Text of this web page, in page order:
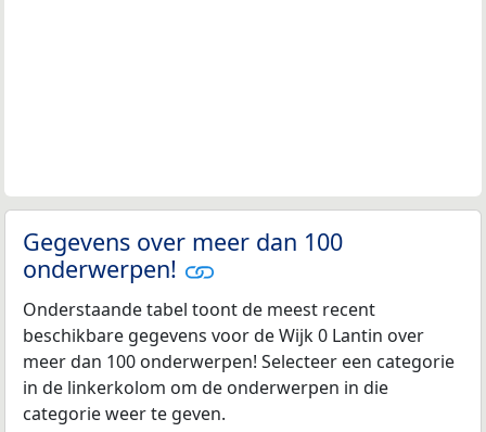
Gegevens over meer dan 100
onderwerpen!
Onderstaande tabel toont de meest recent
beschikbare gegevens voor de Wijk 0 Lantin over
meer dan 100 onderwerpen! Selecteer een categorie
in de linkerkolom om de onderwerpen in die
categorie weer te geven.